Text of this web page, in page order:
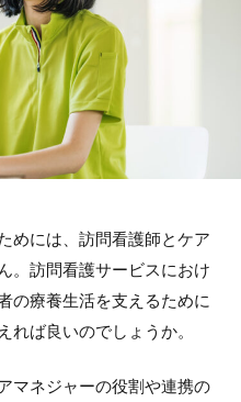
めには、訪問看護師とケア
。訪問看護サービスにおけ
の療養生活を支えるために
れば良いのでしょうか。
マネジャーの役割や連携の